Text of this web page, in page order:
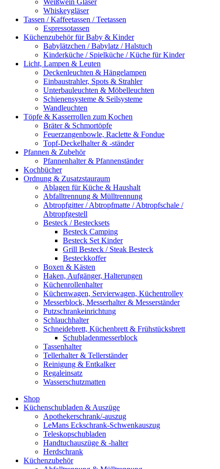
Whiskeygläser
Tassen / Kaffeetassen / Teetassen
Espressotassen
Küchenzubehör für Baby & Kinder
Babylätzchen / Babylatz / Halstuch
Kinderküche / Spielküche / Küche für Kinder
Licht, Lampen & Leuten
Deckenleuchten & Hängelampen
Einbaustrahler, Spots & Strahler
Unterbauleuchten & Möbelleuchten
Schienensysteme & Seilsysteme
Wandleuchten
Töpfe & Kasserrollen zum Kochen
Bräter & Schmortöpfe
Feuerzangenbowle, Raclette & Fondue
Topf-Deckelhalter & -ständer
Pfannen & Zubehör
Pfannenhalter & Pfannenständer
Kochbücher
Ordnung & Zusatzstauraum
Ablagen für Küche & Haushalt
Abfalltrennung & Mülltrennung
Abtropfgitter / Abtropfmatte / Abtropfschale /
Abtropfgestell
Besteck / Bestecksets
Besteck Camping
Besteck Set Kinder
Grill Besteck / Steak Besteck
Besteckkoffer
Boxen & Kästen
Haken, Aufgänger, Halterungen
Küchenrollenhalter
Küchenwagen, Servierwagen, Küchentrolley
Messerblock, Messerhalter & Messerständer
Putzschrankeinrichtung
Schlauchhalter
Schneidebrett, Küchenbrett & Frühstücksbrett
Schubladenmesserblock
Tassenhalter
Tellerhalter & Tellerständer
Reinigung & Entkalker
Regaleinsatz
Wasserschutzmatten
Shop
Küchenschubladen & Auszüge
Apothekerschrank/-auszug
LeMans Eckschrank-Schwenkauszug
Teleskopschubladen
Handtuchauszüge & -halter
Herdschrank
Küchenzubehör